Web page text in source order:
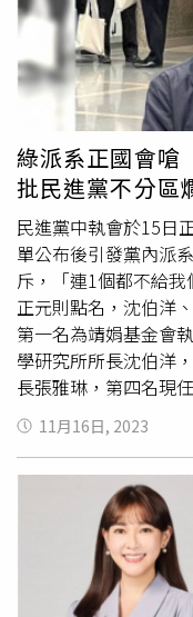
多資訊是被壟斷，這
實是一個嚴重的問題
天，馬千惠透露會一
提供觀眾最準確的選
周玉琴接續上場，
開票狀況進行全盤分
富，自入行在美國跑
為此次台灣選舉全球
未來地緣政治局勢變
測。她也會用最嚴謹
做好準備，當天要長
台，精神就來！」晚
開票結果進行剖析，
元、董智森、王尚智
台灣帶來什麼樣的影
凡，今年大選是她首
緊張，因為對於新聞
爆發，她也表示：「
詭異的一場總統大選
同時民眾一機在手，
選」專區，直接點
情，直擊最新選戰現
關鍵得票分析。
綠派系正國會
批民進黨不分區
民進黨中執會於15日
單公布後引發黨內派
斥，「連1個都不給
正元則點名，沈伯洋
第一名為靖娟基金會
學研究所所長沈伯洋
長張雅琳，第四名現
玲。第六名至第十一
錫堃，第七名為立委
第九名為立委沈發惠
委林楚茵。對此，正
都不給我們，不要看
派系都有，就是正
佳龍去協商，大家去
子都沒有。」陳亭妃
11月16日, 2023